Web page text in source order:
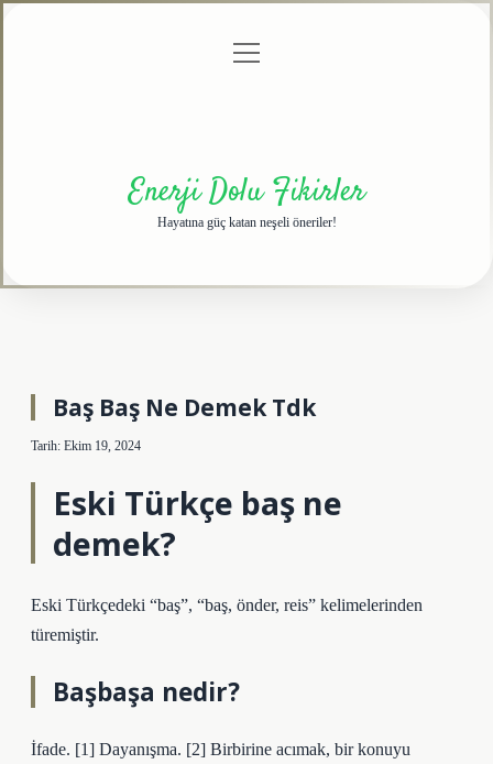
menüyü
Enerji Dolu Fikirler
Hayatına güç katan neşeli öneriler!
Baş Baş Ne Demek Tdk
Tarih: Ekim 19, 2024
Eski Türkçe baş ne
demek?
Eski Türkçedeki “baş”, “baş, önder, reis” kelimelerinden
türemiştir.
Başbaşa nedir?
İfade. [1] Dayanışma. [2] Birbirine acımak, bir konuyu